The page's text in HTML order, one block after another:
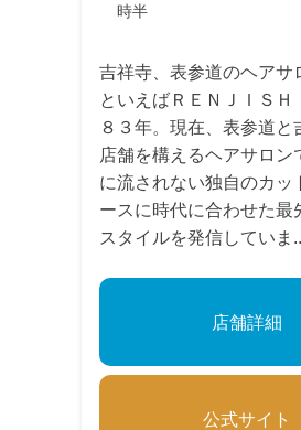
時半
吉祥寺、表参道のヘアサ
といえばＲＥＮＪＩＳＨ
８３年。現在、表参道と
店舗を構えるヘアサロン
に流されない独自のカッ
ースに時代に合わせた最
スタイルを発信していま..
店舗詳細
公式サイト